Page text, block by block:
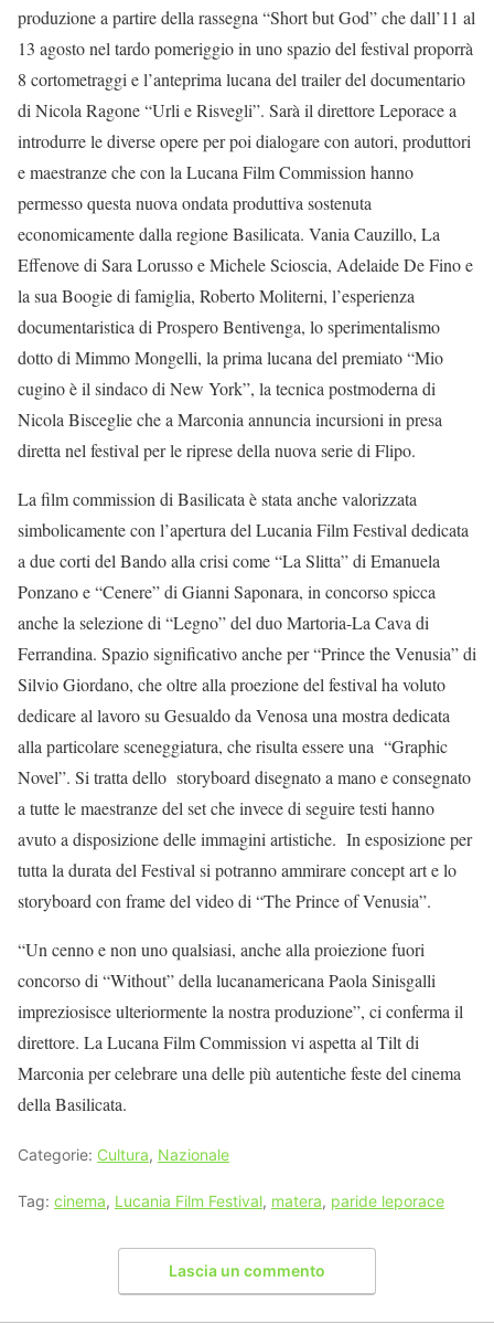
produzione a partire della rassegna “Short but God” che dall’11 al
13 agosto nel tardo pomeriggio in uno spazio del festival proporrà
8 cortometraggi e l’anteprima lucana del trailer del documentario
di Nicola Ragone “Urli e Risvegli”. Sarà il direttore Leporace a
introdurre le diverse opere per poi dialogare con autori, produttori
e maestranze che con la Lucana Film Commission hanno
permesso questa nuova ondata produttiva sostenuta
economicamente dalla regione Basilicata. Vania Cauzillo, La
Effenove di Sara Lorusso e Michele Scioscia, Adelaide De Fino e
la sua Boogie di famiglia, Roberto Moliterni, l’esperienza
documentaristica di Prospero Bentivenga, lo sperimentalismo
dotto di Mimmo Mongelli, la prima lucana del premiato “Mio
cugino è il sindaco di New York”, la tecnica postmoderna di
Nicola Bisceglie che a Marconia annuncia incursioni in presa
diretta nel festival per le riprese della nuova serie di Flipo.
La film commission di Basilicata è stata anche valorizzata
simbolicamente con l’apertura del Lucania Film Festival dedicata
a due corti del Bando alla crisi come “La Slitta” di Emanuela
Ponzano e “Cenere” di Gianni Saponara, in concorso spicca
anche la selezione di “Legno” del duo Martoria-La Cava di
Ferrandina. Spazio significativo anche per “Prince the Venusia” di
Silvio Giordano, che oltre alla proezione del festival ha voluto
dedicare al lavoro su Gesualdo da Venosa una mostra dedicata
alla particolare sceneggiatura, che risulta essere una “Graphic
Novel”. Si tratta dello storyboard disegnato a mano e consegnato
a tutte le maestranze del set che invece di seguire testi hanno
avuto a disposizione delle immagini artistiche. In esposizione per
tutta la durata del Festival si potranno ammirare concept art e lo
storyboard con frame del video di “The Prince of Venusia”.
“Un cenno e non uno qualsiasi, anche alla proiezione fuori
concorso di “Without” della lucanamericana Paola Sinisgalli
impreziosisce ulteriormente la nostra produzione”, ci conferma il
direttore. La Lucana Film Commission vi aspetta al Tilt di
Marconia per celebrare una delle più autentiche feste del cinema
della Basilicata.
Categorie: Cultura, Nazionale
Tag: cinema, Lucania Film Festival, matera, paride leporace
Lascia un commento